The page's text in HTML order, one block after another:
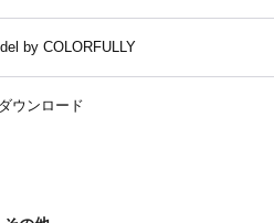
by COLORFULLY
ウンロード